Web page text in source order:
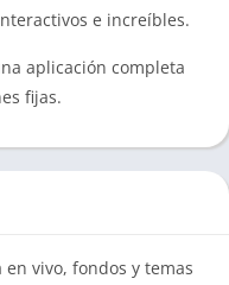
e increíbles.
aplicación completa
fijas.
vivo, fondos y temas